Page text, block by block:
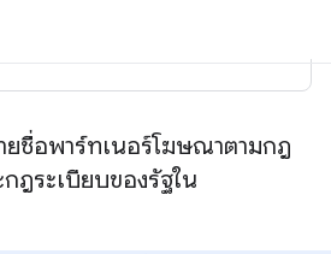
ยชื่อพาร์ทเนอร์โฆษณาตามกฎ
ฎระเบียบของรัฐใน